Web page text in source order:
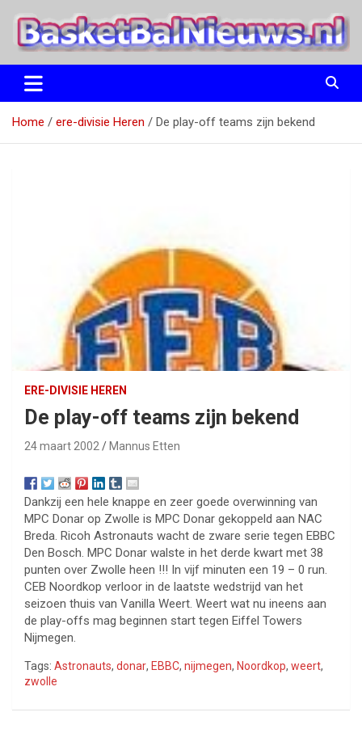
naar
BasketBalNieuws.nl
Etten
Home ere-divisie Heren De play-off teams zijn bekend
ERE-DIVISIE HEREN
De play-off teams zijn bekend
24 maart 2002 Mannus Etten
Dankzij een hele knappe en zeer goede overwinning van
MPC Donar op Zwolle is MPC Donar gekoppeld aan NAC
Breda. Ricoh Astronauts wacht de zware serie tegen EBBC
Den Bosch. MPC Donar walste in het derde kwart met 38
punten over Zwolle heen !!! In vijf minuten een 19 – 0 run.
CEB Noordkop verloor in de laatste wedstrijd van het
seizoen thuis van Vanilla Weert. Weert wat nu ineens aan
de play-offs mag beginnen start tegen Eiffel Towers
Nijmegen.
Tags: Astronauts, donar, EBBC, nijmegen, Noordkop, weert,
zwolle